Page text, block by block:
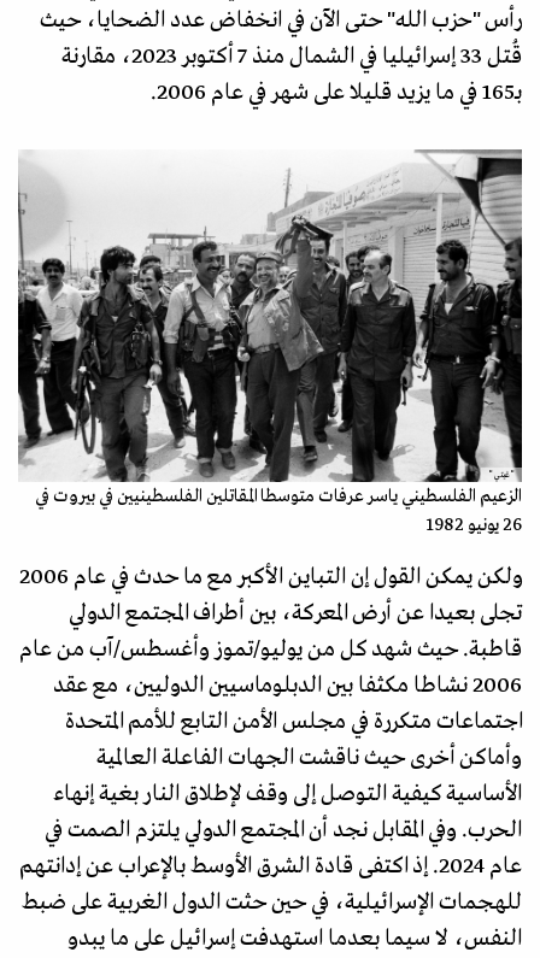
رأس "حزب الله" حتى الآن في انخفاض عدد الضحايا، حيث
قُتل 33 إسرائيليا في الشمال منذ 7 أكتوبر 2023، مقارنة
بـ165 في ما يزيد قليلا على شهر في عام 2006.
"غيتي"
الزعيم الفلسطيني ياسر عرفات متوسطا المقاتلين الفلسطينيين في بيروت في
26 يونيو 1982
ولكن يمكن القول إن التباين الأكبر مع ما حدث في عام 2006
تجلى بعيدا عن أرض المعركة، بين أطراف المجتمع الدولي
قاطبة. حيث شهد كل من يوليو/تموز وأغسطس/آب من عام
2006 نشاطا مكثفا بين الدبلوماسيين الدوليين، مع عقد
اجتماعات متكررة في مجلس الأمن التابع للأمم المتحدة
وأماكن أخرى حيث ناقشت الجهات الفاعلة العالمية
الأساسية كيفية التوصل إلى وقف لإطلاق النار بغية إنهاء
الحرب. وفي المقابل نجد أن المجتمع الدولي يلتزم الصمت في
عام 2024. إذ اكتفى قادة الشرق الأوسط بالإعراب عن إدانتهم
للهجمات الإسرائيلية، في حين حثت الدول الغربية على ضبط
النفس، لا سيما بعدما استهدفت إسرائيل على ما يبدو